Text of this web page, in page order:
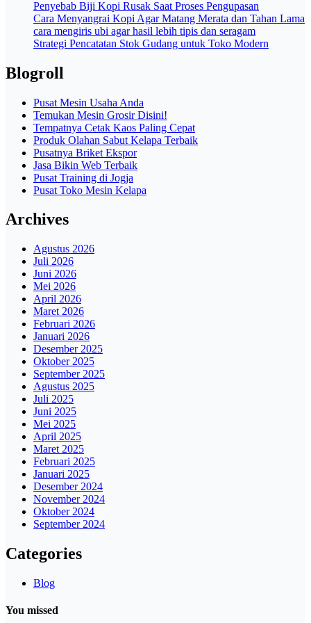
Penyebab Biji Kopi Rusak Saat Proses Pengupasan
Cara Menyangrai Kopi Agar Matang Merata dan Tahan Lama
cara mengiris ubi agar hasil lebih tipis dan seragam
Strategi Pencatatan Stok Gudang untuk Toko Modern
Blogroll
Pusat Mesin Usaha Anda
Temukan Mesin Grosir Disini!
Tempatnya Cetak Kaos Paling Cepat
Produk Olahan Sabut Kelapa Terbaik
Pusatnya Briket Ekspor
Jasa Bikin Web Terbaik
Pusat Training di Jogja
Pusat Toko Mesin Kelapa
Archives
Agustus 2026
Juli 2026
Juni 2026
Mei 2026
April 2026
Maret 2026
Februari 2026
Januari 2026
Desember 2025
Oktober 2025
September 2025
Agustus 2025
Juli 2025
Juni 2025
Mei 2025
April 2025
Maret 2025
Februari 2025
Januari 2025
Desember 2024
November 2024
Oktober 2024
September 2024
Categories
Blog
You missed